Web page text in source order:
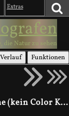
Extras
die Natur zu sehen
Verlauf Funktionen
Katzenwäsche auf verbrannter Savanne (kein Color Key!)